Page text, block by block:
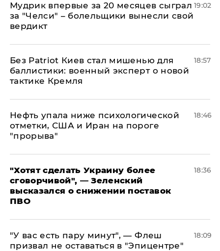
Мудрик впервые за 20 месяцев сыграл
за "Челси" – болельщики вынесли свой
вердикт
19:02
​Без Patriot Киев стал мишенью для
баллистики: военный эксперт о новой
тактике Кремля
18:57
Нефть упала ниже психологической
отметки, США и Иран на пороге
"прорыва"
18:46
​"Хотят сделать Украину более
сговорчивой", — Зеленский
высказался о снижении поставок
ПВО
18:36
​"У вас есть пару минут", — Флеш
призвал не оставаться в "Эпицентре"
18:09